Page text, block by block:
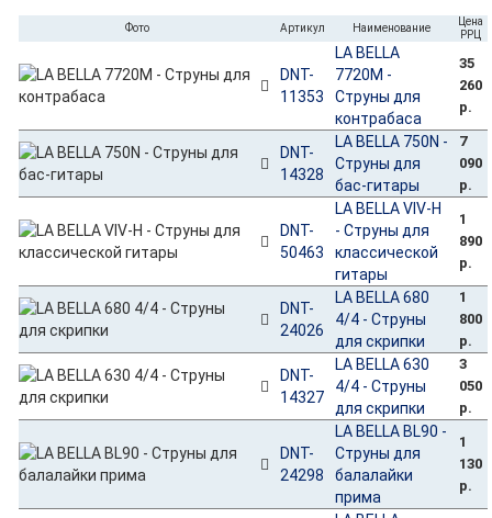
Фото Артикул Наименование
Цена
РРЦ
DNT-
11353
LA BELLA
7720M -
Струны для
контрабаса
35
260
р.
DNT-
14328
LA BELLA 750N -
Струны для
бас-гитары
7
090
р.
DNT-
50463
LA BELLA VIV-H
- Струны для
классической
гитары
1
890
р.
DNT-
24026
LA BELLA 680
4/4 - Струны
для скрипки
1
800
р.
DNT-
14327
LA BELLA 630
4/4 - Струны
для скрипки
3
050
р.
DNT-
24298
LA BELLA BL90 -
Струны для
балалайки
прима
1
130
р.